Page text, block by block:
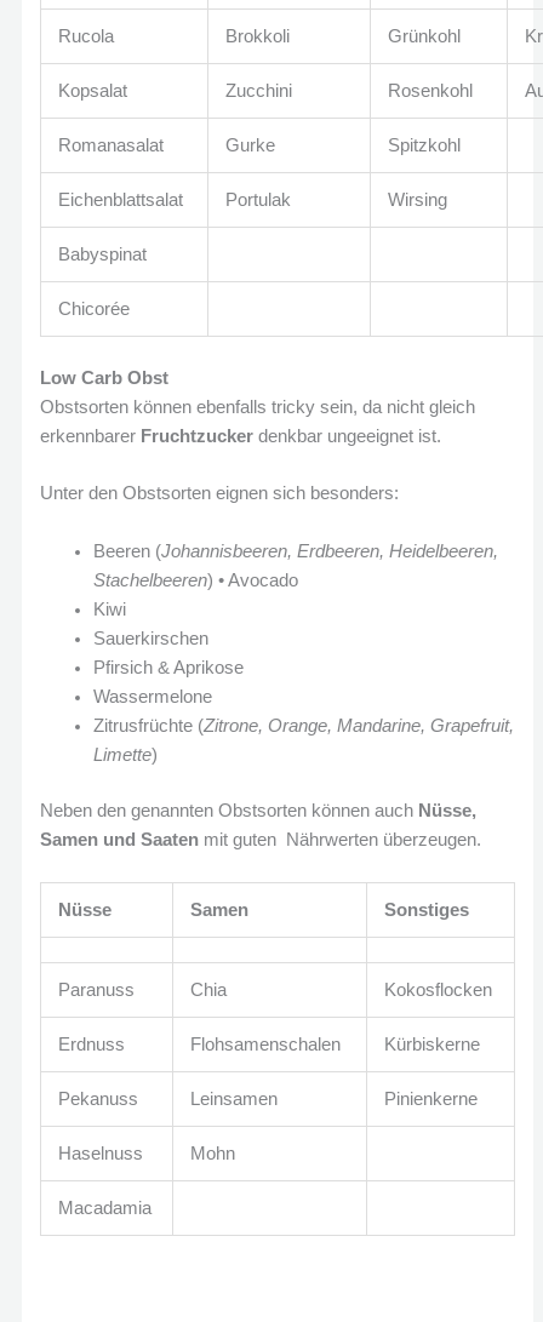
Rucola Brokkoli Grünkohl
Kopsalat Zucchini Rosenkohl
Romanasalat Gurke Spitzkohl
Eichenblattsalat Portulak Wirsing
Babyspinat
Chicorée
Low Carb Obst
Obstsorten können ebenfalls tricky sein, da nicht gleich
erkennbarer Fruchtzucker denkbar ungeeignet ist.
Unter den Obstsorten eignen sich besonders:
Beeren (Johannisbeeren, Erdbeeren, Heidelbeeren,
Stachelbeeren) •Avocado
Kiwi
Sauerkirschen
Pfirsich & Aprikose
Wassermelone
Zitrusfrüchte (Zitrone, Orange, Mandarine, Grapefruit,
Limette)
Neben den genannten Obstsorten können auch Nüsse,
Samen und Saaten mit guten Nährwerten überzeugen.
Nüsse Samen Sonstiges
Paranuss Chia Kokosflocken
Erdnuss Flohsamenschalen Kürbiskerne
Pekanuss Leinsamen Pinienkerne
Haselnuss Mohn
Macadamia